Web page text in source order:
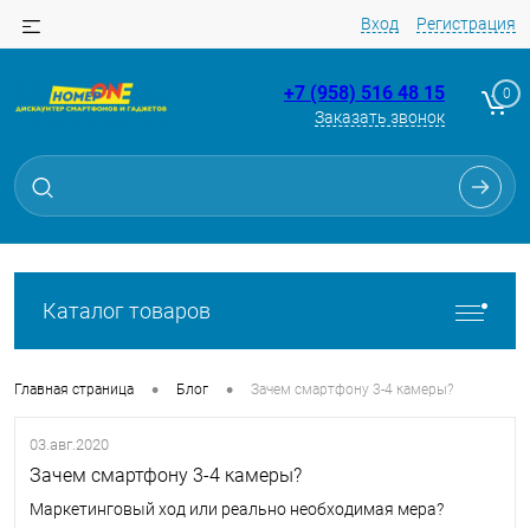
Вход Регистрация
+7 (958) 516 48 15
Заказать звонок
0
Каталог товаров
Главная страница • Блог • Зачем смартфону 3-4 камеры?
03.авг.2020
Зачем смартфону 3-4 камеры?
Маркетинговый ход или реально необходимая мера?